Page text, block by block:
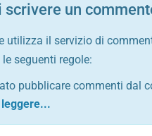
scrivere un
utilizza il servizio di
seguenti regole:
pubblicare commenti dal
contrario alle leggi dello
commenti in tono